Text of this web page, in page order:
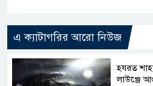
এ ক্যাটাগরির আরো নিউজ
হযরত
লাউঞ্জে